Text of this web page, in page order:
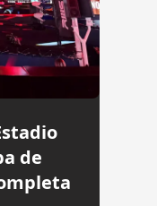
de